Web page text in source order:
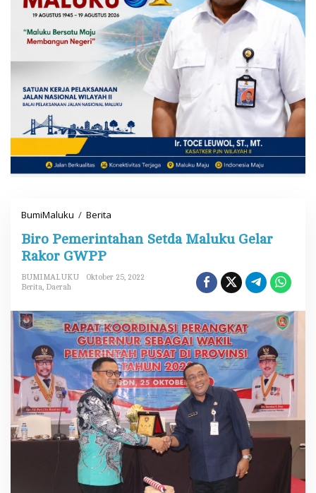
BumiMaluku / Berita
r
m
i
n
t
a
h
a
n
S
e
t
d
a
M
a
l
u
Biro Pemerintahan Setda Maluku Gelar
Rakor GWPP
BUMIMALUKU
Oktober 25, 2022
Berita, Daerah